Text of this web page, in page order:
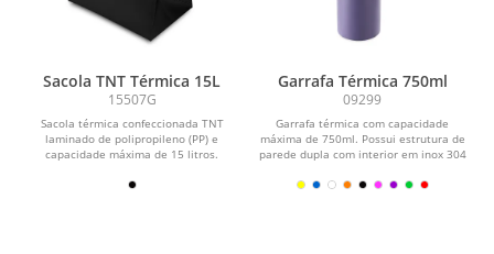
Sacola TNT Térmica 15L
15507G
Sacola térmica confeccionada TNT
laminado de polipropileno (PP) e
capacidade máxima de 15 litros.
Garrafa Térmica 750ml
09299
Garrafa térmica com capacidade
máxima de 750ml. Possui estrutura de
parede dupla com interior em inox 304